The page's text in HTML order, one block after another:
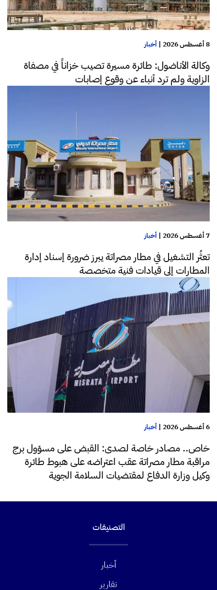
8 أغسطس 2026 | أخبار
وكالة الأناضول: طائرة مسيرة تصيب خزاناً في مصفاة
الزاوية ولم ترد أنباء عن وقوع إصابات
7 أغسطس 2026 | أخبار
تعثُر التشغيل في مطار مصراتة يبرز ضرورة إسناد إدارة
المطارات إلى قيادات فنية متخصصة
6 أغسطس 2026 | أخبار
خاص.. مصادر خاصة لصدى: القبض على مسؤول برج
مراقبة مطار مصراتة عقب اعتراضه على هبوط طائرة
وكيل وزارة الدفاع لمقتضيات السلامة الجوية
التصنيفات
أخبار
تقارير